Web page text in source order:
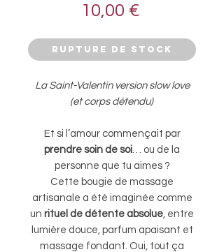
10,00 €Prix
Rupture de stock
La Saint-Valentin version slow love
(et corps détendu)
Et si l’amour commençait par
prendre soin de soi… ou de la
personne que tu aimes ?
Cette bougie de massage
artisanale a été imaginée comme
un rituel de détente absolue, entre
lumière douce, parfum apaisant et
massage fondant. Oui, tout ça